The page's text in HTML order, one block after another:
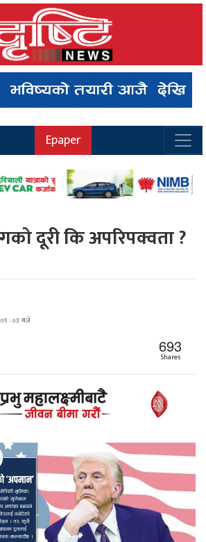
Epaper
दूरी कि अपरिपक्वता ?
: ०३ बजे
693
Shares